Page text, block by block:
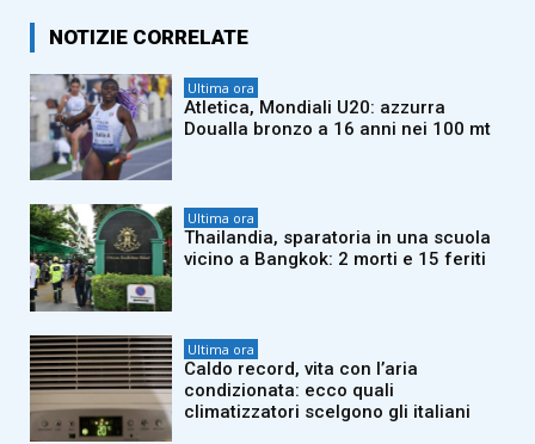
NOTIZIE CORRELATE
Ultima ora
Atletica, Mondiali U20: azzurra
Doualla bronzo a 16 anni nei 100 mt
Ultima ora
Thailandia, sparatoria in una scuola
vicino a Bangkok: 2 morti e 15 feriti
Ultima ora
Caldo record, vita con l’aria
condizionata: ecco quali
climatizzatori scelgono gli italiani